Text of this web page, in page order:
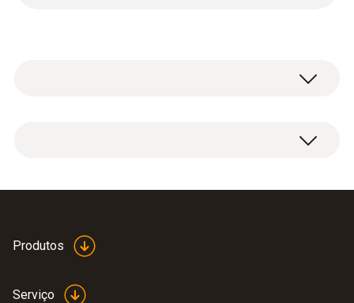
Correia magnética com sistema de mudança
Produtos
Serviço